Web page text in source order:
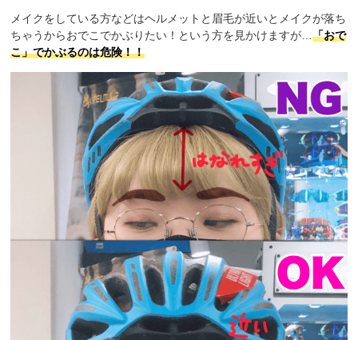
メイクをしている方などはヘルメットと眉毛が近いとメイクが落ち
ちゃうからおでこでかぶりたい！という方を見かけますが…「おで
こ」でかぶるのは危険！！